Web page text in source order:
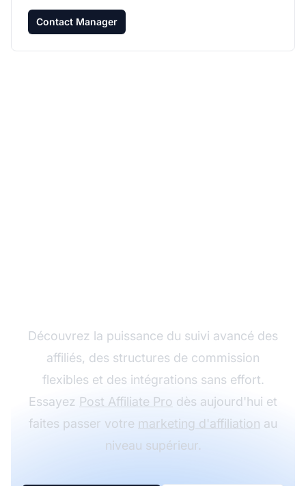
Contact Manager
Découvrez la puissance du suivi avancé des
affiliés, des structures de commission
flexibles et des intégrations sans effort.
Essayez Post Affiliate Pro dès aujourd'hui et
faites passer votre marketing d'affiliation au
niveau supérieur.